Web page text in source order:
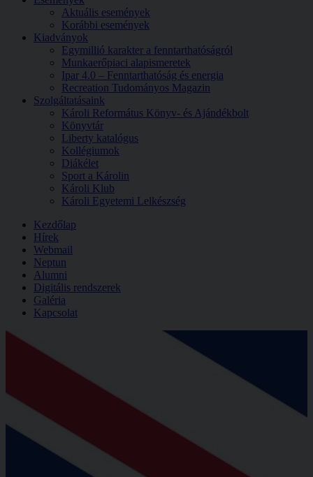
Aktuális események
Korábbi események
Kiadványok
Egymillió karakter a fenntarthatóságról
Munkaerőpiaci alapismeretek
Ipar 4.0 – Fenntarthatóság és energia
Recreation Tudományos Magazin
Szolgáltatásaink
Károli Református Könyv- és Ajándékbolt
Könyvtár
Liberty katalógus
Kollégiumok
Diákélet
Sport a Károlin
Károli Klub
Károli Egyetemi Lelkészség
Kezdőlap
Hírek
Webmail
Neptun
Alumni
Digitális rendszerek
Galéria
Kapcsolat